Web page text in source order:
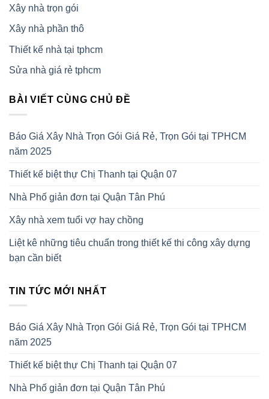
Xây nhà trọn gói
Xây nhà phần thô
Thiết kế nhà tại tphcm
Sửa nhà giá rẻ tphcm
BÀI VIẾT CÙNG CHỦ ĐỀ
Báo Giá Xây Nhà Trọn Gói Giá Rẻ, Trọn Gói tại TPHCM
năm 2025
Thiết kế biệt thự Chị Thanh tại Quận 07
Nhà Phố giản đơn tại Quận Tân Phú
Xây nhà xem tuổi vợ hay chồng
Liệt kê những tiêu chuẩn trong thiết kế thi công xây dựng
bạn cần biết
TIN TỨC MỚI NHẤT
Báo Giá Xây Nhà Trọn Gói Giá Rẻ, Trọn Gói tại TPHCM
năm 2025
Thiết kế biệt thự Chị Thanh tại Quận 07
Nhà Phố giản đơn tại Quận Tân Phú